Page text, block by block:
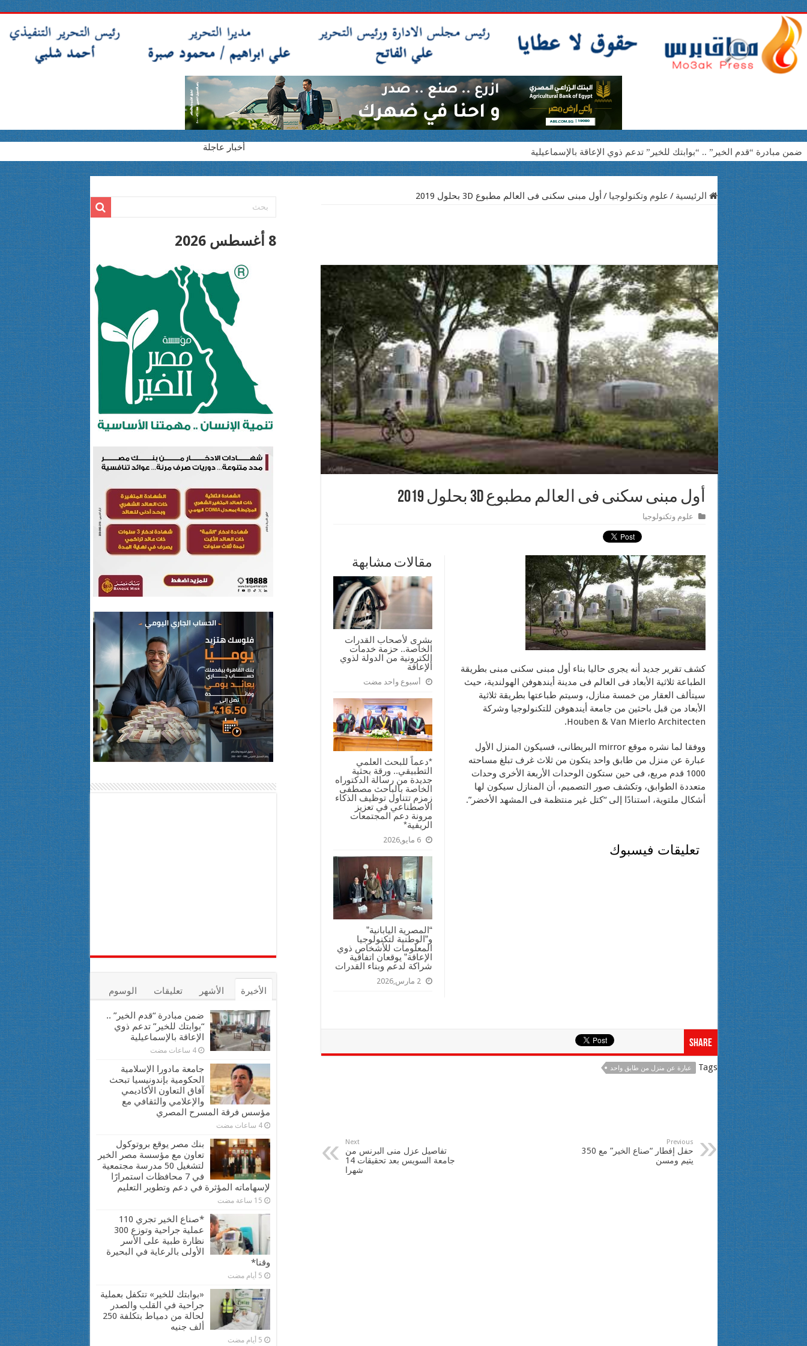
أخبار عاجلة ضمن مبادرة “قدم الخير” .. “بوابتك للخير” تدعم ذوي الإعاقة بالإسماعيلية
بنك مصر يوقع بروتوكول تعاون مع مؤسسة مصر الخير لتشغيل 50 مدرسة مجتمعية في 7 محافظات استمرارًا لإسهاماته المؤثرة في دعم وتطوير التعليم
*صناع الخير تجري 110 عملية جراحية وتوزع 300 نظارة طبية على الأسر الأولى بالرعاية في البحيرة وقنا*
«بوابتك للخير» تتكفل بعملية جراحية في القلب والصدر لحالة من دمياط بتكلفة 250 ألف جنيه
عام من الأثر والإنجازات.. EPSF Egypt تواصل صناعة الفرص لطلاب الصيدلة وخدمة المجتمع*
اليونسكو تكلف الدكتور أشرف مرعي بإعداد دليل دولي للنشاط البدني الدامج للأشخاص ذوي الإعاقة
القومي لذوي الإعاقة يثمن افتتاح المحكمة النموذجية الصديقة للطفل بمحكمة شرق الإسكندرية
المشرف العام على “القومي للأشخاص ذوي الإعاقة” تتفقد مكتبة مصر العامة بدمياط
محافظ بني سويف يشهد الندوة التثقيفية للتوعية بحقوق ذوي الإعاقة وتسليم أجهزة تعويضية من” بوابتك للخير”
بالفيديو والصور.. «مصر الخير» والجامعة المصرية اليابانية توقعان بروتوكولًا لدعم الطلاب المستحقين و المتفوقين
الرئيسية / علوم وتكنولوجيا / أول مبنى سكنى فى العالم مطبوع 3D بحلول 2019
أول مبنى سكنى فى العالم مطبوع 3D بحلول 2019
علوم وتكنولوجيا
مقالات مشابهة
بشرى لأصحاب القدرات
الخاصة.. حزمة خدمات
إلكترونية من الدولة لذوي
الإعاقة
أسبوع واحد مضت
*دعماً للبحث العلمي
التطبيقي.. ورقة بحثية
جديدة من رسالة الدكتوراه
الخاصة بالباحث مصطفى
زمزم تتناول توظيف الذكاء
الاصطناعي في تعزيز
مرونة دعم المجتمعات
الريفية*
6 مايو,2026
“المصرية اليابانية”
و”الوطنية لتكنولوجيا
المعلومات للأشخاص ذوي
الإعاقة” يوقعان اتفاقية
شراكة لدعم وبناء القدرات
2 مارس,2026
كشف تقرير جديد أنه يجرى حاليا بناء أول مبنى سكنى مبنى بطريقة
الطباعة ثلاثية الأبعاد فى العالم فى مدينة أيندهوفن الهولندية، حيث
سيتألف العقار من خمسة منازل، وسيتم طباعتها بطريقة ثلاثية
الأبعاد من قبل باحثين من جامعة أيندهوفن للتكنولوجيا وشركة
Houben & Van Mierlo Architecten.
ووفقا لما نشره موقع mirror البريطانى، فسيكون المنزل الأول
عبارة عن منزل من طابق واحد يتكون من ثلاث غرف تبلغ مساحته
1000 قدم مربع، فى حين ستكون الوحدات الأربعة الأخرى وحدات
متعددة الطوابق، وتكشف صور التصميم، أن المنازل سيكون لها
أشكال ملتوية، استنادًا إلى “كتل غير منتظمة فى المشهد الأخضر”.
تعليقات فيسبوك
Share
Tags عبارة عن منزل من طابق واحد
Previous
حفل إفطار “صناع الخير” مع 350
يتيم ومسن
Next
تفاصيل عزل منى البرنس من
جامعة السويس بعد تحقيقات 14
شهرا
8 أغسطس 2026
الأخيرة الأشهر تعليقات الوسوم
ضمن مبادرة “قدم الخير” ..
“بوابتك للخير” تدعم ذوي
الإعاقة بالإسماعيلية
4 ساعات مضت
جامعة مادورا الإسلامية
الحكومية بإندونيسيا تبحث
آفاق التعاون الأكاديمي
والإعلامي والثقافي مع
مؤسس فرقة المسرح المصري
4 ساعات مضت
بنك مصر يوقع بروتوكول
تعاون مع مؤسسة مصر الخير
لتشغيل 50 مدرسة مجتمعية
في 7 محافظات استمرارًا
لإسهاماته المؤثرة في دعم وتطوير التعليم
15 ساعة مضت
*صناع الخير تجري 110
عملية جراحية وتوزع 300
نظارة طبية على الأسر
الأولى بالرعاية في البحيرة
وقنا*
5 أيام مضت
«بوابتك للخير» تتكفل بعملية
جراحية في القلب والصدر
لحالة من دمياط بتكلفة 250
ألف جنيه
5 أيام مضت